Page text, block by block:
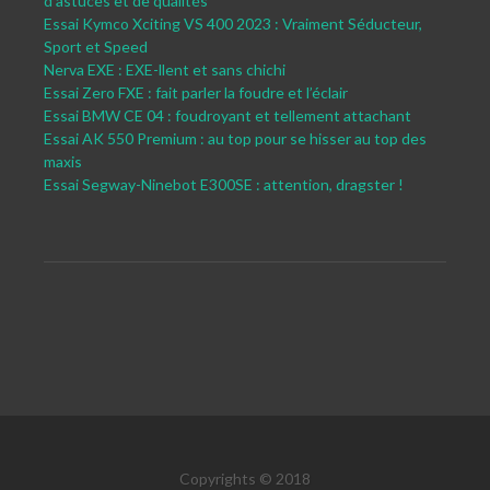
Essai Kymco Xciting VS 400 2023 : Vraiment Séducteur,
Sport et Speed
Nerva EXE : EXE-llent et sans chichi
Essai Zero FXE : fait parler la foudre et l’éclair
Essai BMW CE 04 : foudroyant et tellement attachant
Essai AK 550 Premium : au top pour se hisser au top des
maxis
Essai Segway-Ninebot E300SE : attention, dragster !
Copyrights © 2018